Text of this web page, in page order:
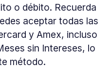
o débito. Recuerda
aceptar todas las
y Amex, incluso
sin Intereses, lo
método.